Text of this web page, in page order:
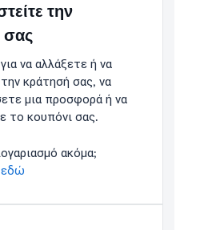
την
σας
να αλλάξετε ή να
κράτησή σας, να
μια προσφορά ή να
το κουπόνι σας.
ακόμα;
εδώ